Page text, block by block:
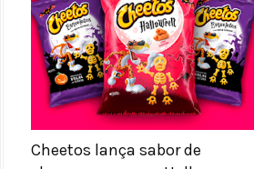
Cheetos lança sabor de